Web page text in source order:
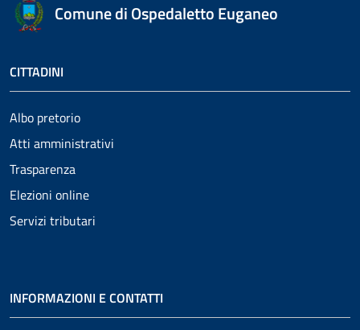
Comune di Ospedaletto Euganeo
CITTADINI
Albo pretorio
Atti amministrativi
Trasparenza
Elezioni online
Servizi tributari
INFORMAZIONI E CONTATTI